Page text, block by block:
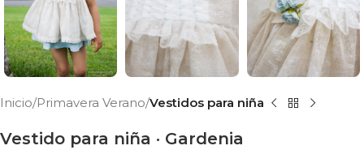
Inicio Primavera Verano Vestidos para niña
Vestido para niña · Gardenia